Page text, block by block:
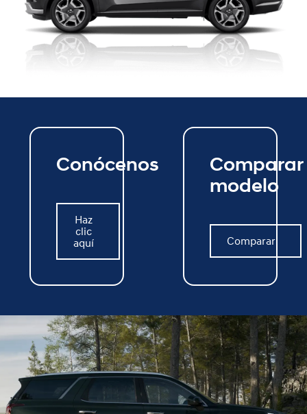
Conócenos
Haz clic aquí
Haz
clic
aquí
Comparar
modelo
Comparar
Comparar